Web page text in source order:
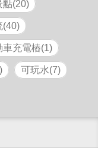
點(20)
(40)
車充電樁(1)
可玩水(7)